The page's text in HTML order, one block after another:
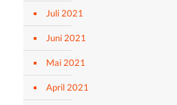
Juli 2021
Juni 2021
Mai 2021
April 2021